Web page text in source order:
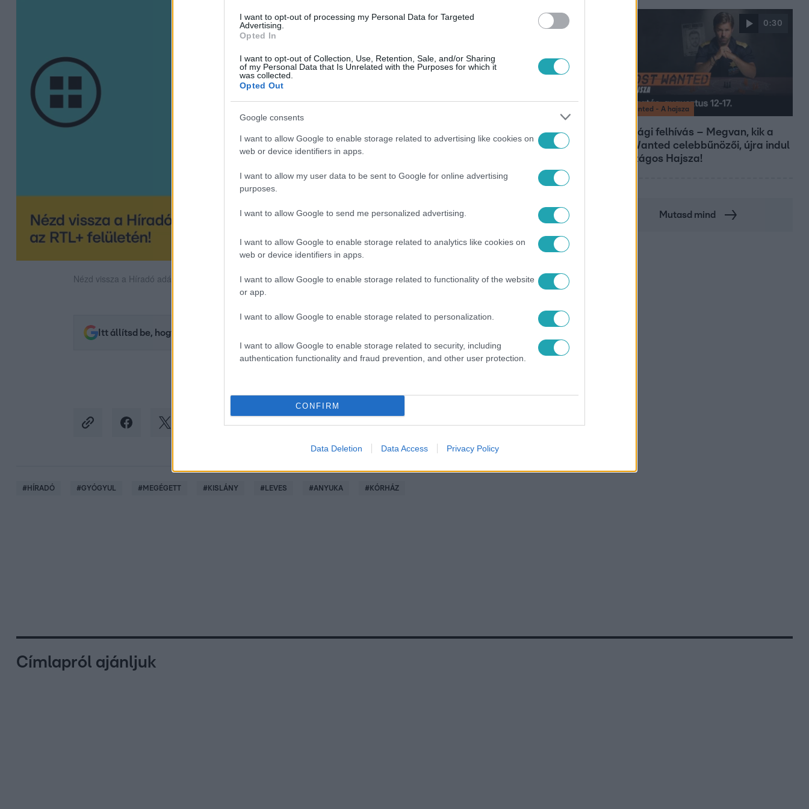
I want to opt-out of processing my Personal Data for Targeted
Advertising.
Opted In
I want to opt-out of Collection, Use, Retention, Sale, and/or Sharing
of my Personal Data that Is Unrelated with the Purposes for which it
was collected.
Opted Out
Google consents
I want to allow Google to enable storage related to advertising like cookies on
web or device identifiers in apps.
I want to allow my user data to be sent to Google for online advertising
purposes.
I want to allow Google to send me personalized advertising.
I want to allow Google to enable storage related to analytics like cookies on
web or device identifiers in apps.
I want to allow Google to enable storage related to functionality of the website
or app.
I want to allow Google to enable storage related to personalization.
I want to allow Google to enable storage related to security, including
authentication functionality and fraud prevention, and other user protection.
CONFIRM
Data Deletion Data Access Privacy Policy
Nézd vissza a Híradó adásait az RTL+ felületén!
Itt állítsd be, hogy az RTL.hu az elsők között legyen a Google-találatokban!
#HÍRADÓ #GYÓGYUL #MEGÉGETT #KISLÁNY # LEVES #ANYUKA #KÓRHÁZ
0:30
Most Wanted - A hajsza
Lakossági felhívás – Megvan, kik a
Most Wanted celebbűnözői, újra indul
az országos Hajsza!
Mutasd mind
Címlapról ajánljuk